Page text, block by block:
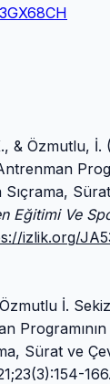
& Özmutlu, İ.
Eğitimi Ve
izlik.org/
İ.
Sürat ve
166.